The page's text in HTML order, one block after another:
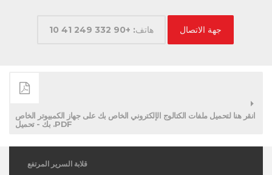
هاتف: +90 332 249 41 10 جهة الاتصال
انقر هنا لتحميل ملفات الكتالوج الإلكتروني الخاص بك على جهاز الكمبيوتر الخاص
بك - تحميل .PDF
قلابة السرير المرتفع